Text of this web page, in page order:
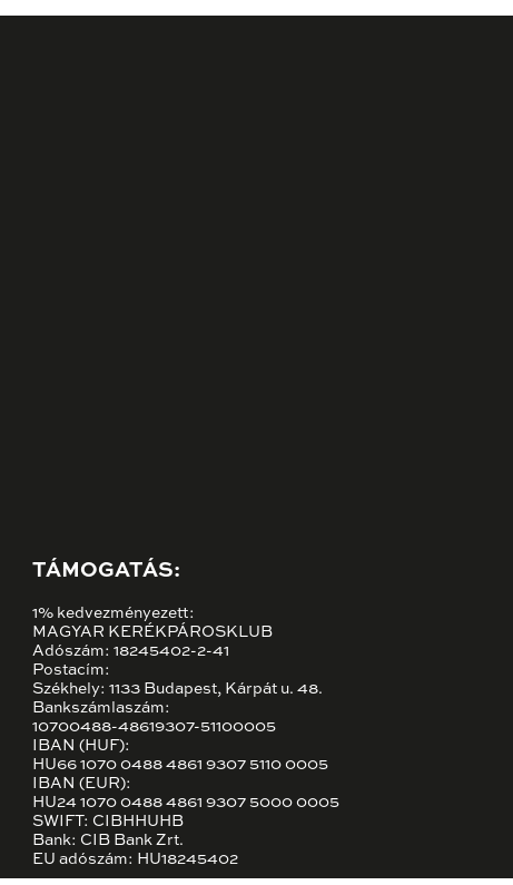
TÁMOGATÁS:
1% kedvezményezett:
MAGYAR KERÉKPÁROSKLUB
Adószám: 18245402-2-41
Postacím:
Székhely: 1133 Budapest, Kárpát u. 48.
Bankszámlaszám:
10700488-48619307-51100005
IBAN (HUF):
HU66 1070 0488 4861 9307 5110 0005
IBAN (EUR):
HU24 1070 0488 4861 9307 5000 0005
SWIFT: CIBHHUHB
Bank: CIB Bank Zrt.
EU adószám: HU18245402